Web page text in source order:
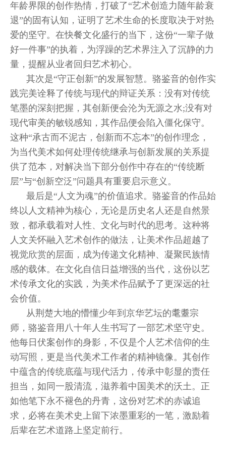
年龄界限的创作热情，打破了“艺术创造力随年龄衰
退”的固有认知，证明了艺术生命的长度取决于对热
爱的坚守。在快餐文化盛行的当下，这份“一辈子做
好一件事”的执着，为浮躁的艺术界注入了沉静的力
量，提醒从业者回归艺术初心。
其次是“守正创新”的发展智慧。骆鉴音的创作实
践完美诠释了传统与现代的辩证关系：没有对传统
笔墨的深刻把握，其创新便会沦为无源之水;没有对
现代审美的敏锐感知，其作品便会陷入僵化保守。
这种“承古而不泥古，创新而不忘本”的创作理念，
为当代美术如何处理传统继承与创新发展的关系提
供了范本，对解决当下部分创作中存在的“传统断
层”与“创新空泛”问题具有重要启示意义。
最后是“人文为魂”的价值追求。骆鉴音的作品始
终以人文精神为核心，无论是历史名人还是自然景
致，都承载着对人性、文化与时代的思考。这种将
人文关怀融入艺术创作的做法，让美术作品超越了
视觉欣赏的层面，成为传递文化精神、凝聚民族情
感的载体。在文化自信日益增强的当代，这份以艺
术传承文化的实践，为美术作品赋予了更深远的社
会价值。
从荆楚大地的懵懂少年到京华艺坛的耄耋宗
师，骆鉴音用八十年人生书写了一部艺术坚守史。
他每日伏案创作的身影，不仅是个人艺术信仰的生
动写照，更是当代美术工作者的精神镜像。其创作
中蕴含的传统底蕴与现代活力，传承中彰显的责任
担当，如同一股清流，滋养着中国美术的沃土。正
如他笔下永不褪色的丹青，这份对艺术的赤诚追
求，必将在美术史上留下浓墨重彩的一笔，激励着
后辈在艺术道路上坚定前行。